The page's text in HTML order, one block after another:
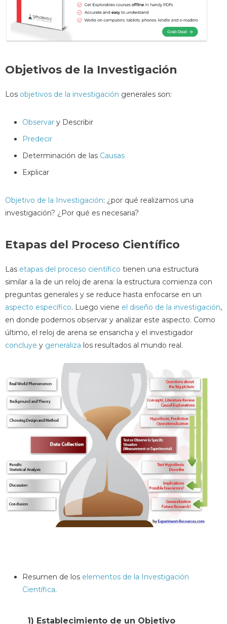
Objetivos de la Investigación
Los objetivos de la investigación generales son:
Observar y Describir
Predecir
Determinación de las Causas
Explicar
Objetivo de la Investigación: ¿por qué realizamos una
investigación? ¿Por qué es necesaria?
Etapas del Proceso Científico
Las etapas del proceso científico tienen una estructura
similar a la de un reloj de arena: la estructura comienza con
preguntas generales y se reduce hasta enfocarse en un
aspecto específico. Luego viene el diseño de la investigación,
en donde podemos observar y analizar este aspecto. Como
último, el reloj de arena se ensancha y el investigador
concluye y generaliza los resultados al mundo real.
Resumen de los elementos de la Investigación
Científica.
1) Establecimiento de un Objetivo